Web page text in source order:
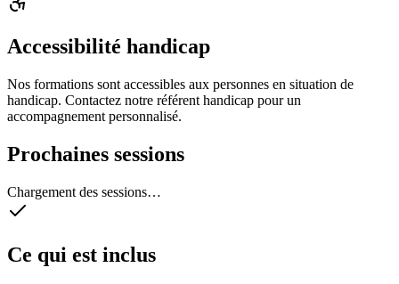
Accessibilité handicap
Nos formations sont accessibles aux personnes en situation de
handicap. Contactez notre référent handicap pour un
accompagnement personnalisé.
Prochaines sessions
Chargement des sessions…
Ce qui est inclus